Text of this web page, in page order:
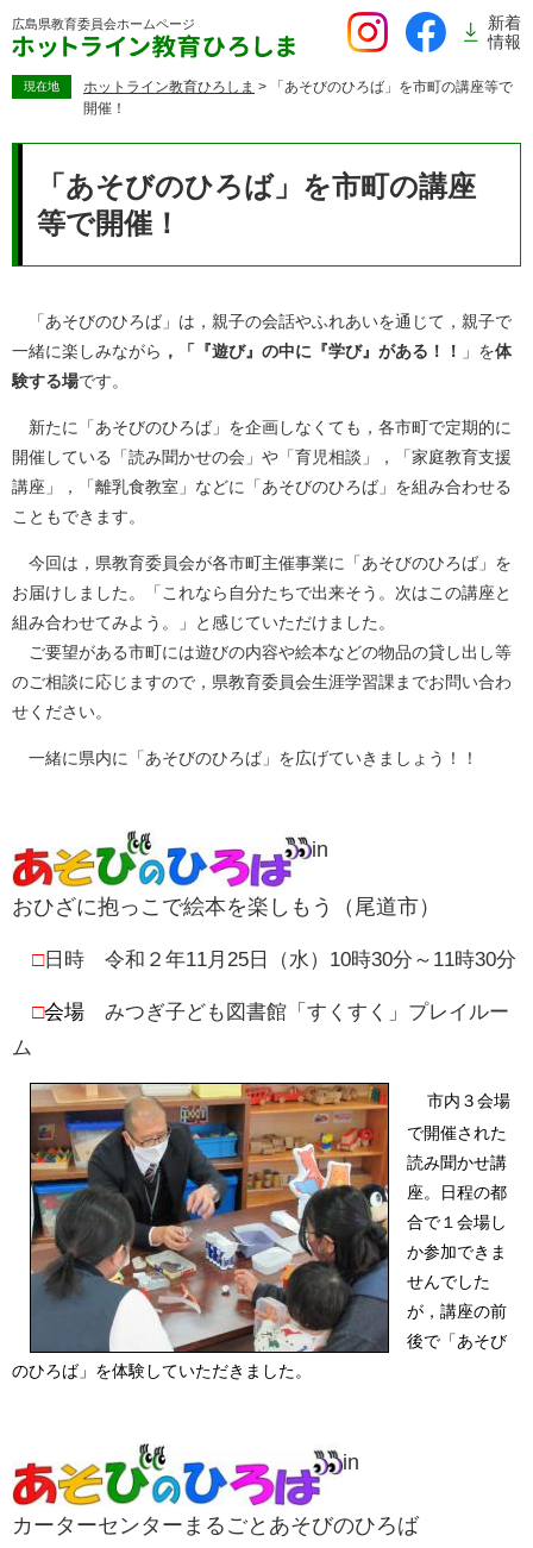
ー
広島県教育委員会ホームページ
新着
情報
現在地 ホットライン教育ひろしま >
「あそびのひろば」を市町の講座等で
開催！
「あそびのひろば」を市町の講座
等で開催！
「あそびのひろば」は，親子の会話やふれあいを通じて，親子で
一緒に楽しみながら ，「『遊び』の中に『学び』がある！！ 」を体
験する場です。
新たに「あそびのひろば」を企画しなくても，各市町で定期的に
開催している「読み聞かせの会」や「育児相談」，「家庭教育支援
講座」，「離乳食教室」などに「あそびのひろば」を組み合わせる
こともできます。
今回は，県教育委員会が各市町主催事業に「あそびのひろば」を
お届けしました。「これなら自分たちで出来そう。次はこの講座と
組み合わせてみよう。」と感じていただけました。
ご要望がある市町には遊びの内容や絵本などの物品の貸し出し等
のご相談に応じますので，県教育委員会生涯学習課までお問い合わ
せください。
一緒に県内に「あそびのひろば」を広げていきましょう！！
in
おひざに抱っこで絵本を楽しもう （尾道市）
□日時 令和２年11月25日（水）10時30分～11時30分
□会場 みつぎ子ども図書館「すくすく」プレイルー
ム
市内３会場
で開催された
読み聞かせ講
座。日程の都
合で１会場し
か参加できま
せんでした
が，講座の前
後で「あそび
のひろば」を体験していただきました。
in
カーターセンターまるごとあそびのひろば